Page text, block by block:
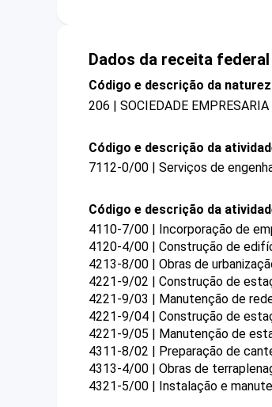
Dados da receita federal
Código e descrição da
206 | SOCIEDADE
Código e descrição da
7112-0/00 | Serviços de
Código e descrição da
4110-7/00 | Incorporação de
4120-4/00 | Construção de
4213-8/00 | Obras de
4221-9/02 | Construção de
4221-9/03 | Manutenção de
4221-9/04 | Construção de
4221-9/05 | Manutenção de
4311-8/02 | Preparação de
4313-4/00 | Obras de
4321-5/00 | Instalação e